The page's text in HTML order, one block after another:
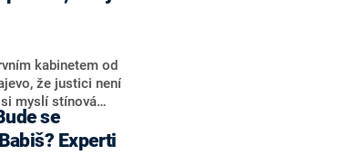
Karla Havlíčka.
je poslanec za
Kubáček nicméně
ze zmíněné trojice
koalice dosud
konkurovat.
kabinetem od
že justici není
myslí stínová
Decroix. V
si nebrala servítky
Experti